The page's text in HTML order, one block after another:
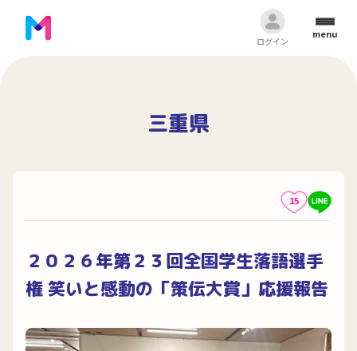
ログイン
menu
三重県
15
２０２６年第２３回全国学生落語選手
権 笑いと感動の「策伝大賞」応援報告